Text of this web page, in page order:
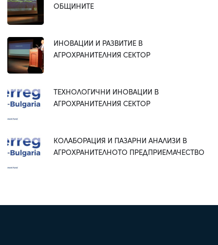
ОБЩИНИТЕ
ИНОВАЦИИ И РАЗВИТИЕ В
АГРОХРАНИТЕЛНИЯ СЕКТОР
ТЕХНОЛОГИЧНИ ИНОВАЦИИ В
АГРОХРАНИТЕЛНИЯ СЕКТОР
КОЛАБОРАЦИЯ И ПАЗАРНИ АНАЛИЗИ В
АГРОХРАНИТЕЛНОТО ПРЕДПРИЕМАЧЕСТВО